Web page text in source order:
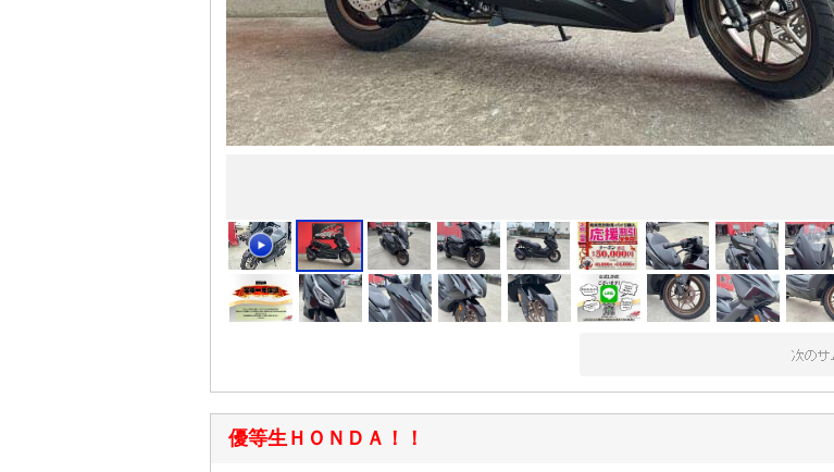
優等生ＨＯＮＤＡ！！